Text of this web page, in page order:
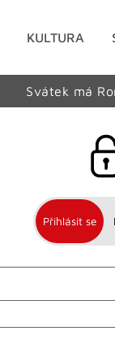
KULTURA
Svátek má
Přihlásit se